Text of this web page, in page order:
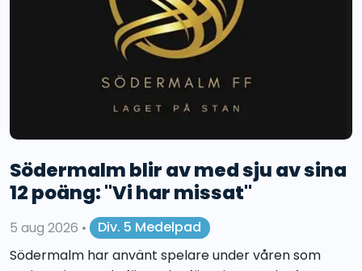
Södermalm blir av med sju av sina
12 poäng: "Vi har missat"
5 aug 2026 •
Div. 5 Medelpad
Södermalm har använt spelare under våren som